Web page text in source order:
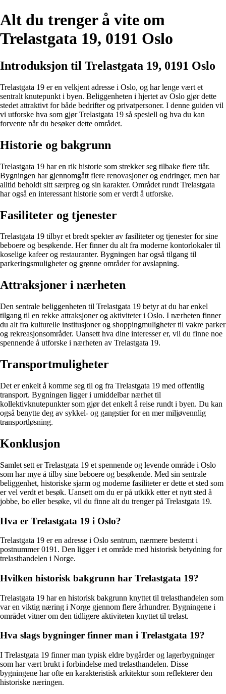
Alt du trenger å vite om
Trelastgata 19, 0191 Oslo
Introduksjon til Trelastgata 19, 0191 Oslo
Trelastgata 19 er en velkjent adresse i Oslo, og har lenge vært et
sentralt knutepunkt i byen. Beliggenheten i hjertet av Oslo gjør dette
stedet attraktivt for både bedrifter og privatpersoner. I denne guiden vil
vi utforske hva som gjør Trelastgata 19 så spesiell og hva du kan
forvente når du besøker dette området.
Historie og bakgrunn
Trelastgata 19 har en rik historie som strekker seg tilbake flere tiår.
Bygningen har gjennomgått flere renovasjoner og endringer, men har
alltid beholdt sitt særpreg og sin karakter. Området rundt Trelastgata
har også en interessant historie som er verdt å utforske.
Fasiliteter og tjenester
Trelastgata 19 tilbyr et bredt spekter av fasiliteter og tjenester for sine
beboere og besøkende. Her finner du alt fra moderne kontorlokaler til
koselige kafeer og restauranter. Bygningen har også tilgang til
parkeringsmuligheter og grønne områder for avslapning.
Attraksjoner i nærheten
Den sentrale beliggenheten til Trelastgata 19 betyr at du har enkel
tilgang til en rekke attraksjoner og aktiviteter i Oslo. I nærheten finner
du alt fra kulturelle institusjoner og shoppingmuligheter til vakre parker
og rekreasjonsområder. Uansett hva dine interesser er, vil du finne noe
spennende å utforske i nærheten av Trelastgata 19.
Transportmuligheter
Det er enkelt å komme seg til og fra Trelastgata 19 med offentlig
transport. Bygningen ligger i umiddelbar nærhet til
kollektivknutepunkter som gjør det enkelt å reise rundt i byen. Du kan
også benytte deg av sykkel- og gangstier for en mer miljøvennlig
transportløsning.
Konklusjon
Samlet sett er Trelastgata 19 et spennende og levende område i Oslo
som har mye å tilby sine beboere og besøkende. Med sin sentrale
beliggenhet, historiske sjarm og moderne fasiliteter er dette et sted som
er vel verdt et besøk. Uansett om du er på utkikk etter et nytt sted å
jobbe, bo eller besøke, vil du finne alt du trenger på Trelastgata 19.
Hva er Trelastgata 19 i Oslo?
Trelastgata 19 er en adresse i Oslo sentrum, nærmere bestemt i
postnummer 0191. Den ligger i et område med historisk betydning for
trelasthandelen i Norge.
Hvilken historisk bakgrunn har Trelastgata 19?
Trelastgata 19 har en historisk bakgrunn knyttet til trelasthandelen som
var en viktig næring i Norge gjennom flere århundrer. Bygningene i
området vitner om den tidligere aktiviteten knyttet til trelast.
Hva slags bygninger finner man i Trelastgata 19?
I Trelastgata 19 finner man typisk eldre bygårder og lagerbygninger
som har vært brukt i forbindelse med trelasthandelen. Disse
bygningene har ofte en karakteristisk arkitektur som reflekterer den
historiske næringen.